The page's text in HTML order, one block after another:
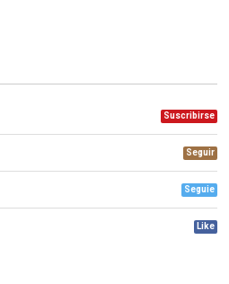
Suscribirse
Seguir
Seguie
Like